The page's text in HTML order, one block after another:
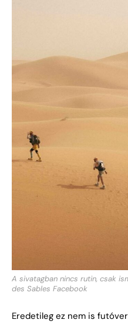
A sivatagban nincs rutin, csak
des Sables Facebook
Eredetileg ez nem is